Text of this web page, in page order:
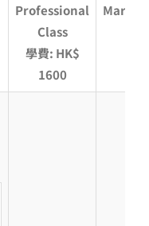
Professional
Class
學費: HK$
1600